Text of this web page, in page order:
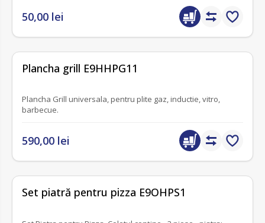
50,00 lei
Plancha grill E9HHPG11
Plancha Grill universala, pentru plite gaz, inductie, vitro,
barbecue.
590,00 lei
Set piatră pentru pizza E9OHPS1